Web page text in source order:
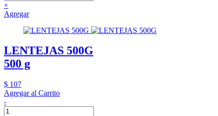
+
Agregar
LENTEJAS 500G
500 g
$ 107
Agregar al Carrito
-